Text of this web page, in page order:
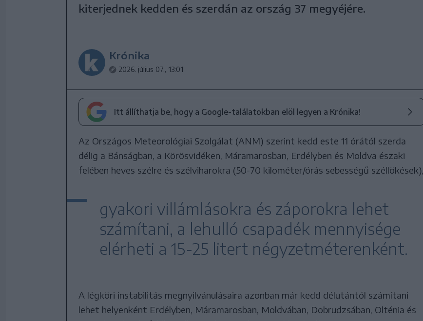
kiterjednek kedden és szerdán az ország 37 megyéjére.
Krónika
2026. július 07., 13:01
Itt állíthatja be, hogy a Google-találatokban elöl legyen a Krónika!
Az Országos Meteorológiai Szolgálat (ANM) szerint kedd este 11 órától szerda
délig a Bánságban, a Körösvidéken, Máramarosban, Erdélyben és Moldva északi
felében heves szélre és szélviharokra (50-70 kilométer/órás sebességű széllökések),
gyakori villámlásokra és záporokra lehet
számítani, a lehulló csapadék mennyisége
elérheti a 15-25 litert négyzetméterenként.
A légköri instabilitás megnyilvánulásaira azonban már kedd délutántól számítani
lehet helyenként Erdélyben, Máramarosban, Moldvában, Dobrudzsában, Olténia és